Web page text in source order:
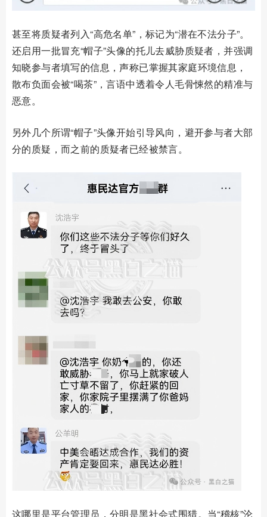
甚至将质疑者列入“高危名单”，标记为“潜在不法分子”。
还启用一批冒充“帽子”头像的托儿去威胁质疑者，并强调
知晓参与者填写的信息，声称已掌握其家庭环境信息，
散布负面会被“喝茶”，言语中透着令人毛骨悚然的精准与
恶意。
另外几个所谓“帽子”头像开始引导风向，避开参与者大部
分的质疑，而之前的质疑者已经被禁言。
这哪里是平台管理员，分明是黑社会式围猎。当“稽核”沦